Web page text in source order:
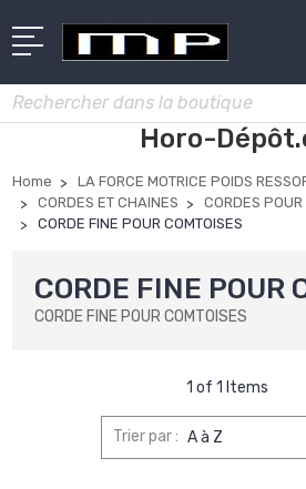
Rechercher
Horo-
Home
LA FORCE MOTRICE POIDS
CORDES ET CHAINES
CORDES POUR
CORDE FINE POUR COMTOISES
CORDE FINE POUR
CORDE FINE POUR COMTOISES
1 of 1 Items
Trier par :